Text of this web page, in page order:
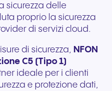
sicurezza delle
proprio la sicurezza
di servizi cloud.
di sicurezza, NFON
C5 (Tipo 1)
ideale per i clienti
e protezione dati,